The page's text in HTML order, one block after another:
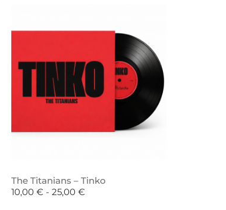
The Titanians – Tinko
10,00 € - 25,00 €